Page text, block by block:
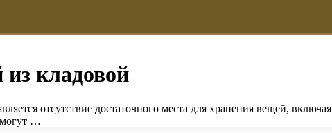
из кладовой
отсутствие достаточного места для хранения вещей,
могут …